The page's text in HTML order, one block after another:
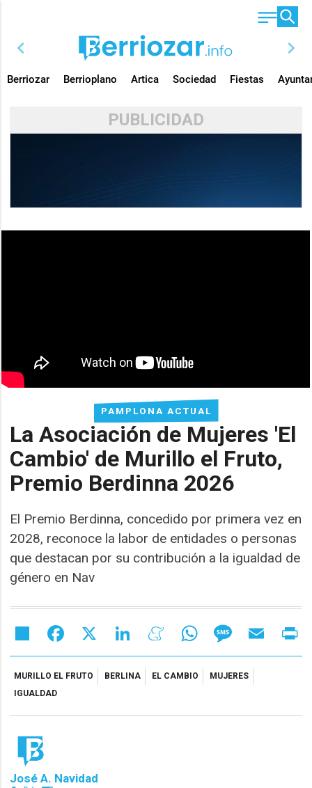
chevron_left chevron_right
Berriozar Berrioplano Artica Sociedad Fiestas
PUBLICIDAD
PAMPLONA ACTUAL
La Asociación de Mujeres 'El
Cambio' de Murillo el Fruto,
Premio Berdinna 2026
El Premio Berdinna, concedido por primera vez en
2028, reconoce la labor de entidades o personas
que destacan por su contribución a la igualdad de
género en Nav
Share Facebook LinkedIn MeneameWhatsAppMessageEmail
MURILLO EL FRUTO BERLINA EL CAMBIO
MUJERES
IGUALDAD
José A. Navidad